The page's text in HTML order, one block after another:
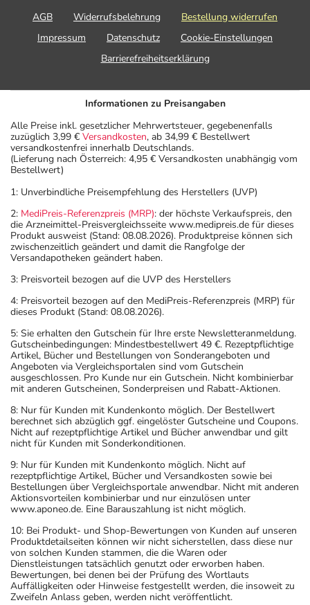
AGB Widerrufsbelehrung
Bestellung widerrufen
Impressum
Datenschutz
Cookie-Einstellungen
Barrierefreiheitserklärung
Informationen zu Preisangaben
Alle Preise inkl. gesetzlicher Mehrwertsteuer, gegebenenfalls
zuzüglich 3,99 € Versandkosten, ab 34,99 € Bestellwert
versandkostenfrei innerhalb Deutschlands.
(Lieferung nach Österreich: 4,95 € Versandkosten unabhängig vom
Bestellwert)
1: Unverbindliche Preisempfehlung des Herstellers (UVP)
2: MediPreis-Referenzpreis (MRP): der höchste Verkaufspreis, den
die Arzneimittel-Preisvergleichsseite www.medipreis.de für dieses
Produkt ausweist (Stand: 08.08.2026). Produktpreise können sich
zwischenzeitlich geändert und damit die Rangfolge der
Versandapotheken geändert haben.
3: Preisvorteil bezogen auf die UVP des Herstellers
4: Preisvorteil bezogen auf den MediPreis-Referenzpreis (MRP) für
dieses Produkt (Stand: 08.08.2026).
5: Sie erhalten den Gutschein für Ihre erste Newsletteranmeldung.
Gutscheinbedingungen: Mindestbestellwert 49 €. Rezeptpflichtige
Artikel, Bücher und Bestellungen von Sonderangeboten und
Angeboten via Vergleichsportalen sind vom Gutschein
ausgeschlossen. Pro Kunde nur ein Gutschein. Nicht kombinierbar
mit anderen Gutscheinen, Sonderpreisen und Rabatt-Aktionen.
8: Nur für Kunden mit Kundenkonto möglich. Der Bestellwert
berechnet sich abzüglich ggf. eingelöster Gutscheine und Coupons.
Nicht auf rezeptpflichtige Artikel und Bücher anwendbar und gilt
nicht für Kunden mit Sonderkonditionen.
9: Nur für Kunden mit Kundenkonto möglich. Nicht auf
rezeptpflichtige Artikel, Bücher und Versandkosten sowie bei
Bestellungen über Vergleichsportale anwendbar. Nicht mit anderen
Aktionsvorteilen kombinierbar und nur einzulösen unter
www.aponeo.de. Eine Barauszahlung ist nicht möglich.
10: Bei Produkt- und Shop-Bewertungen von Kunden auf unseren
Produktdetailseiten können wir nicht sicherstellen, dass diese nur
von solchen Kunden stammen, die die Waren oder
Dienstleistungen tatsächlich genutzt oder erworben haben.
Bewertungen, bei denen bei der Prüfung des Wortlauts
Auffälligkeiten oder Hinweise festgestellt werden, die insoweit zu
Zweifeln Anlass geben, werden nicht veröffentlicht.